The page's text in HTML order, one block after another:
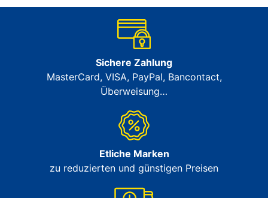
Sichere Zahlung
MasterCard, VISA, PayPal, Bancontact,
Überweisung…
Etliche Marken
zu reduzierten und günstigen Preisen